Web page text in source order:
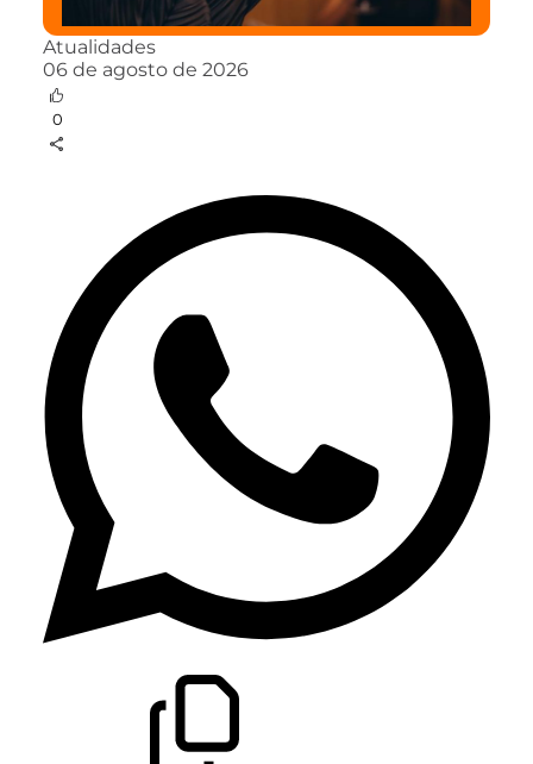
Atualidades
06 de agosto de 2026
0